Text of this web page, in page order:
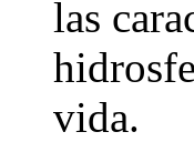
las
vida.